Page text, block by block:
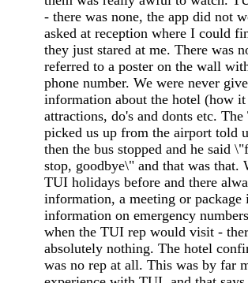
- there was none, the app did not
asked at reception where I could
they just stared at me. There was
referred to a poster on the wall
phone number. We were never
information about the hotel (how
attractions, do's and donts etc.
picked us up from the airport told
then the bus stopped and he said
stop, goodbye\" and that was that.
TUI holidays before and there
information, a meeting or
information on emergency
when the TUI rep would visit -
absolutely nothing. The hotel
was no rep at all. This was by far